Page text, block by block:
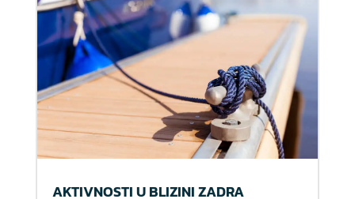
AKTIVNOSTI U BLIZINI ZADRA